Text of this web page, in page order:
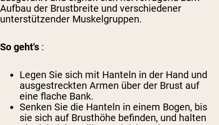
Aufbau der Brustbreite und verschiedener
unterstützender Muskelgruppen.
So geht's :
Legen Sie sich mit Hanteln in der Hand und
ausgestreckten Armen über der Brust auf
eine flache Bank.
Senken Sie die Hanteln in einem Bogen, bis
sie sich auf Brusthöhe befinden, und halten